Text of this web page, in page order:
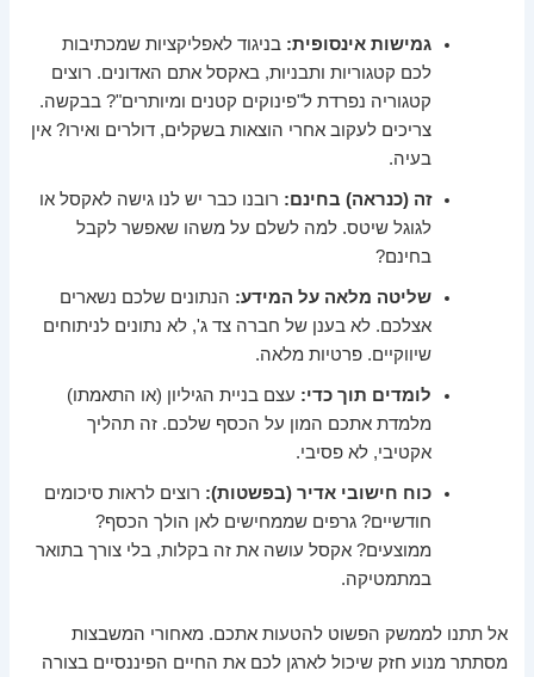
גמישות אינסופית: בניגוד לאפליקציות שמכתיבות
לכם קטגוריות ותבניות, באקסל אתם האדונים. רוצים
קטגוריה נפרדת ל"פינוקים קטנים ומיותרים"? בבקשה.
צריכים לעקוב אחרי הוצאות בשקלים, דולרים ואירו? אין
בעיה.
זה (כנראה) בחינם: רובנו כבר יש לנו גישה לאקסל או
לגוגל שיטס. למה לשלם על משהו שאפשר לקבל
בחינם?
שליטה מלאה על המידע: הנתונים שלכם נשארים
אצלכם. לא בענן של חברה צד ג', לא נתונים לניתוחים
שיווקיים. פרטיות מלאה.
לומדים תוך כדי: עצם בניית הגיליון (או התאמתו)
מלמדת אתכם המון על הכסף שלכם. זה תהליך
אקטיבי, לא פסיבי.
כוח חישובי אדיר (בפשטות): רוצים לראות סיכומים
חודשיים? גרפים שממחישים לאן הולך הכסף?
ממוצעים? אקסל עושה את זה בקלות, בלי צורך בתואר
במתמטיקה.
אל תתנו לממשק הפשוט להטעות אתכם. מאחורי המשבצות
מסתתר מנוע חזק שיכול לארגן לכם את החיים הפיננסיים בצורה